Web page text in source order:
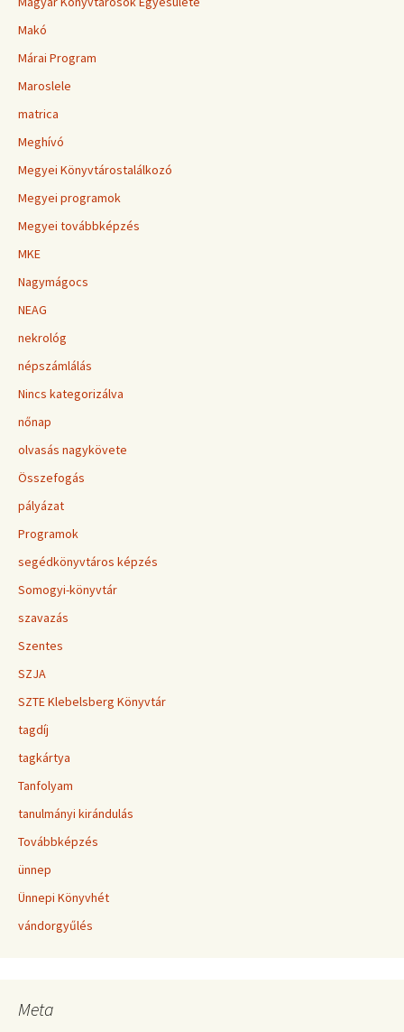
Makó
Márai Program
Maroslele
matrica
Meghívó
Megyei Könyvtárostalálkozó
Megyei programok
Megyei továbbképzés
MKE
Nagymágocs
NEAG
nekrológ
népszámlálás
Nincs kategorizálva
nőnap
olvasás nagykövete
Összefogás
pályázat
Programok
segédkönyvtáros képzés
Somogyi-könyvtár
szavazás
Szentes
SZJA
SZTE Klebelsberg Könyvtár
tagdíj
tagkártya
Tanfolyam
tanulmányi kirándulás
Továbbképzés
ünnep
Ünnepi Könyvhét
vándorgyűlés
Meta